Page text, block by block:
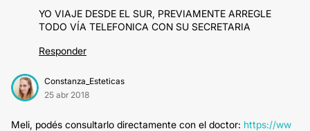
YO VIAJE DESDE EL SUR, PREVIAMENTE ARREGLE
TODO VÍA TELEFONICA CON SU SECRETARIA
Responder
Constanza_Esteticas
25 abr 2018
Meli, podés consultarlo directamente con el doctor: https://ww